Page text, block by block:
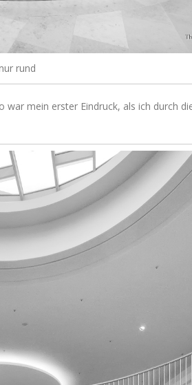
rund
mein erster Eindruck, als ich durch